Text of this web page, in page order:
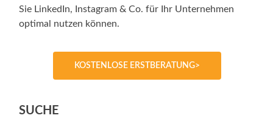
Sie LinkedIn, Instagram & Co. für Ihr Unternehmen
optimal nutzen können.
KOSTENLOSE ERSTBERATUNG>
SUCHE